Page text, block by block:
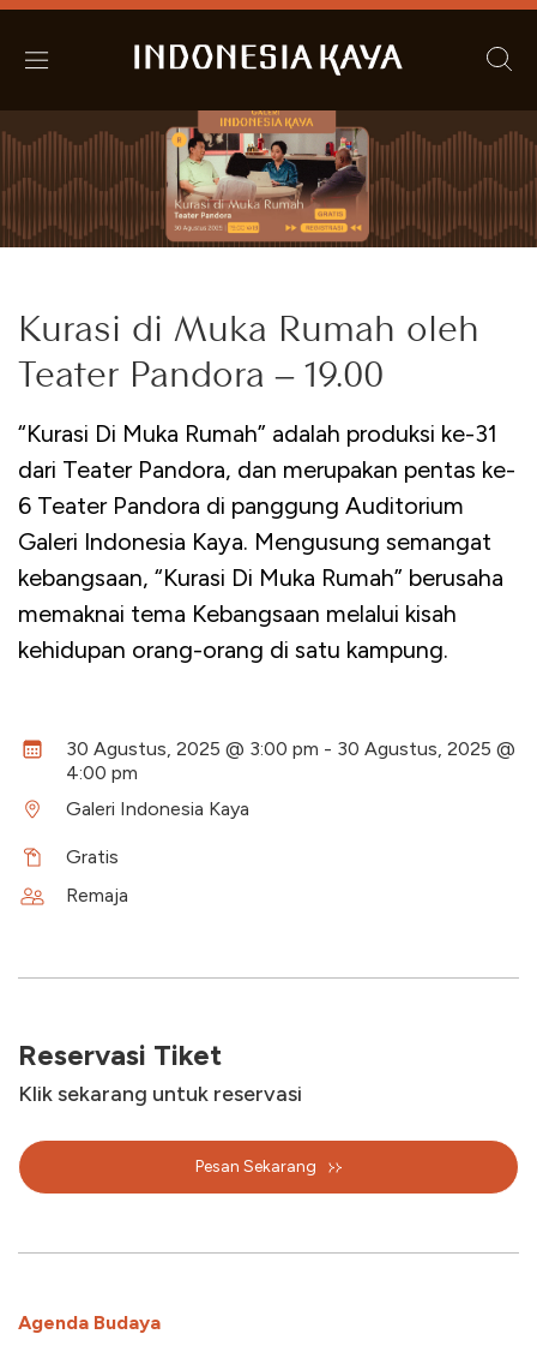
Kurasi di Muka Rumah oleh
Teater Pandora – 19.00
“Kurasi Di Muka Rumah” adalah produksi ke-31
dari Teater Pandora, dan merupakan pentas ke-
6 Teater Pandora di panggung Auditorium
Galeri Indonesia Kaya. Mengusung semangat
kebangsaan, “Kurasi Di Muka Rumah” berusaha
memaknai tema Kebangsaan melalui kisah
kehidupan orang-orang di satu kampung.
30 Agustus, 2025 @ 3:00 pm - 30 Agustus, 2025 @
4:00 pm
Galeri Indonesia Kaya
Gratis
Remaja
Reservasi Tiket
Klik sekarang untuk reservasi
Pesan Sekarang
Agenda Budaya